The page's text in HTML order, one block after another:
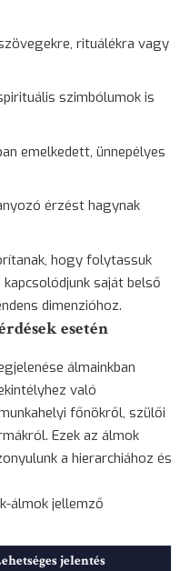
rituálékra vagy
szimbólumok is
emelkedett, ünnepélyes
érzést hagynak
hogy folytassuk
saját belső
dimenzióhoz.
esetén
álmainkban
való
főnökről, szülői
Ezek az álmok
a hierarchiához és
álmok jellemző
jelentés